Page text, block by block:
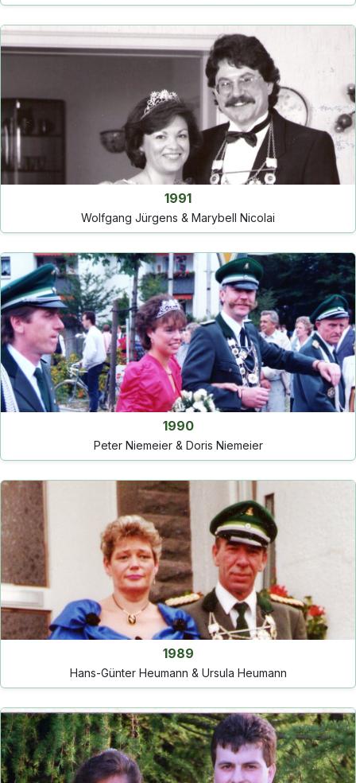
1991
Wolfgang Jürgens & Marybell Nicolai
1990
Peter Niemeier & Doris Niemeier
1989
Hans-Günter Heumann & Ursula Heumann